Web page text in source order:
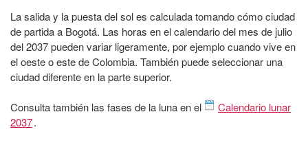
La salida y la puesta del sol es calculada tomando cómo ciudad
de partida a Bogotá. Las horas en el calendario del mes de julio
del 2037 pueden variar ligeramente, por ejemplo cuando vive en
el oeste o este de Colombia. También puede seleccionar una
ciudad diferente en la parte superior.
Consulta también las fases de la luna en el
Calendario lunar
2037.